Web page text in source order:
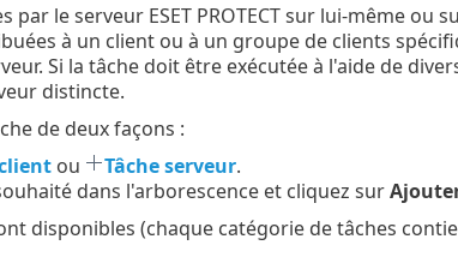
par le serveur ESET PROTECT sur lui-même ou
à un client ou à un groupe de clients
Si la tâche doit être exécutée à l'aide de
distincte.
de deux façons :
ou Tâche serveur.
dans l'arborescence et cliquez sur
disponibles (chaque catégorie de tâches